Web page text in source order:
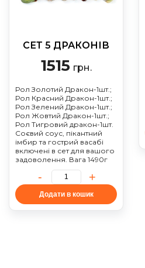
СЕТ 5 ДРАКОНІВ
1515 грн.
Рол Золотий Дракон-1шт.;
Рол Красний Дракон-1шт.;
Рол Зелений Дракон-1шт.;
Рол Жовтий Дракон-1шт.;
Рол Тигровий дракон-1шт.
Соєвий соус, пікантний
імбир та гострий васабі
включені в сет для вашого
задоволення. Вага 1490г
Додати в кошик